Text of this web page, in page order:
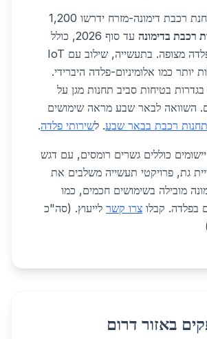
פרויקטים כמו תחנת רכבת דימונה-מזרח ידרשו 1,200
רכבת בדימונה
עד סוף 2026, כולל
מערכות ניקוז מפלדה מצופה. בתעשייה, שילוב עם IoT
יותר כמו אלומיניום-פלדה היברידי.
בטיחות סביב תחנות מגן על
השוואה לבאר שבע מראה שימושים
רכבת בבאר שבע. לשירותי פלדה.
כוללים גשרים רומסים, עם דגש
גת, פרויקטי תעשייה משלבים את
מובילה בשימושים חכמים, כמו
בפלדה. קבלו צרו קשר לייעוץ. (סה"כ
באזור דרום